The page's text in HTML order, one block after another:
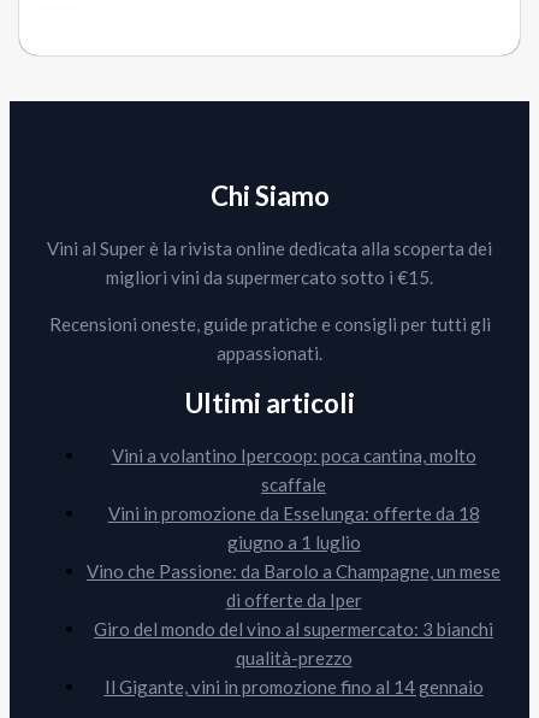
Chi Siamo
Vini al Super è la rivista online dedicata alla scoperta dei
migliori vini da supermercato sotto i €15.
Recensioni oneste, guide pratiche e consigli per tutti gli
appassionati.
Ultimi articoli
Vini a volantino Ipercoop: poca cantina, molto
scaffale
Vini in promozione da Esselunga: offerte da 18
giugno a 1 luglio
Vino che Passione: da Barolo a Champagne, un mese
di offerte da Iper
Giro del mondo del vino al supermercato: 3 bianchi
qualità-prezzo
Il Gigante, vini in promozione fino al 14 gennaio